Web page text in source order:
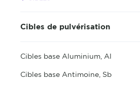
Cibles de pulvérisation
Cibles base Aluminium, Al
Cibles base Antimoine, Sb